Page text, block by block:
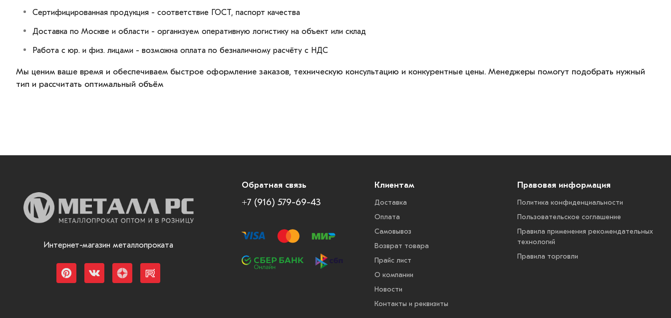
Сертифицированная продукция - соответствие ГОСТ, паспорт качества
Доставка по Москве и области - организуем оперативную логистику на объект или склад
Работа с юр. и физ. лицами - возможна оплата по безналичному расчёту с НДС
Мы ценим ваше время и обеспечиваем быстрое оформление заказов, техническую консультацию и конкурентные цены. Менеджеры помогут подобрать нужный
тип и рассчитать оптимальный объём
Интернет-магазин металлопроката
Обратная связь
+7 (916) 579-69-43
Клиентам
Доставка
Оплата
Самовывоз
Возврат товара
Прайс лист
О компании
Новости
Контакты и реквизиты
Правовая информация
Политика конфиденциальности
Пользовательское соглашение
Правила применения рекомендательных
технологий
Правила торговли